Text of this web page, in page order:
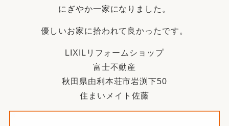
にぎやか一家になりました。
優しいお家に拾われて良かったです。
LIXILリフォームショップ
富士不動産
秋田県由利本荘市岩渕下50
住まいメイト佐藤